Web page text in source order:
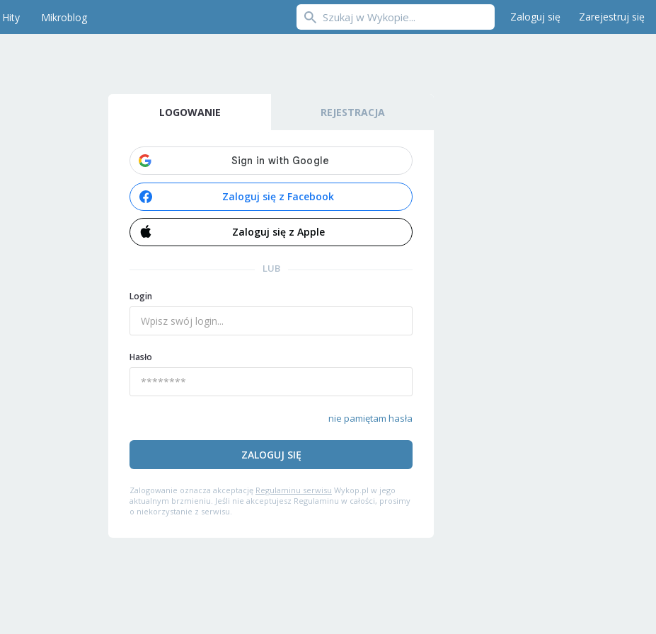
Hity Mikroblog Zaloguj się Zarejestruj się
LOGOWANIE REJESTRACJA
Zaloguj się z Facebook
Zaloguj się z Apple
LUB
Login
Hasło
nie pamiętam hasła
ZALOGUJ SIĘ
Zalogowanie oznacza akceptację Regulaminu serwisu Wykop.pl w jego
aktualnym brzmieniu. Jeśli nie akceptujesz Regulaminu w całości, prosimy
o niekorzystanie z serwisu.